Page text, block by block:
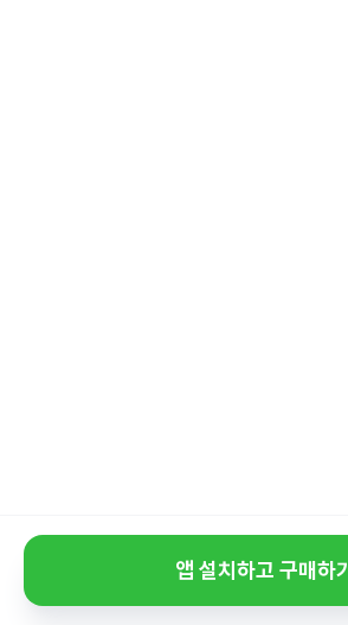
앱 설치하고 구매하기